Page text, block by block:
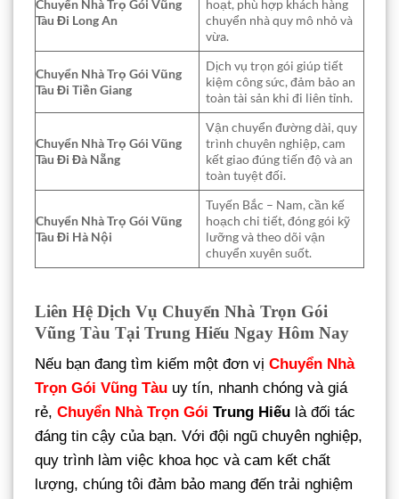
Chuyển Nhà Trọ Gói Vũng
Tàu Đi Long An
hoạt, phù hợp khách hàng
chuyển nhà quy mô nhỏ và
vừa.
Chuyển Nhà Trọ Gói Vũng
Tàu Đi Tiền Giang
Dịch vụ trọn gói giúp tiết
kiệm công sức, đảm bảo an
toàn tài sản khi đi liên tỉnh.
Chuyển Nhà Trọ Gói Vũng
Tàu Đi Đà Nẵng
Vận chuyển đường dài, quy
trình chuyên nghiệp, cam
kết giao đúng tiến độ và an
toàn tuyệt đối.
Chuyển Nhà Trọ Gói Vũng
Tàu Đi Hà Nội
Tuyến Bắc – Nam, cần kế
hoạch chi tiết, đóng gói kỹ
lưỡng và theo dõi vận
chuyển xuyên suốt.
Liên Hệ Dịch Vụ Chuyển Nhà Trọn Gói
Vũng Tàu Tại Trung Hiếu Ngay Hôm Nay
Nếu bạn đang tìm kiếm một đơn vị Chuyển Nhà
Trọn Gói Vũng Tàu uy tín, nhanh chóng và giá
rẻ, Chuyển Nhà Trọn Gói Trung Hiếu là đối tác
đáng tin cậy của bạn. Với đội ngũ chuyên nghiệp,
quy trình làm việc khoa học và cam kết chất
lượng, chúng tôi đảm bảo mang đến trải nghiệm